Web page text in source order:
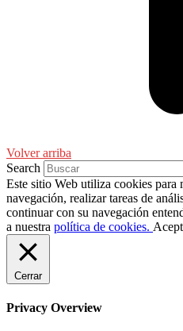
Volver arriba
Search
Este sitio Web utiliza cookies para
navegación, realizar tareas de
continuar con su navegación
a nuestra política de cookies.
Cerrar
Privacy Overview